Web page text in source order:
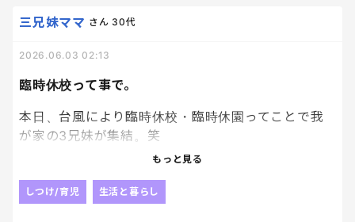
どんなに雨風ひどくても
雪がふろーが、槍がふろーが
臨時休校って事で。
三兄妹ママ さん 30代
2026.06.03 02:13
本日、台風により臨時休校・臨時休園ってことで我
が家の3兄妹が集結。笑
もっと見る
しつけ/育児 生活と暮らし